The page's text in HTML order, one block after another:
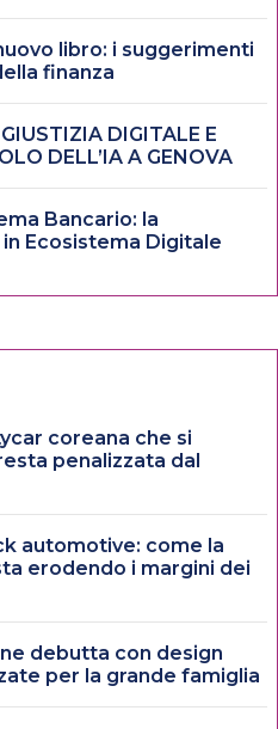
libro: i suggerimenti
finanza
DIGITALE E
DELL’IA A GENOVA
Bancario: la
Ecosistema Digitale
coreana che si
penalizzata dal
automotive: come la
erodendo i margini dei
debutta con design
per la grande famiglia